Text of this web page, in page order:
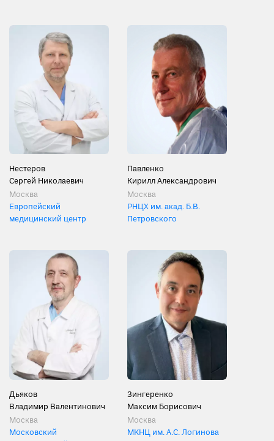
Нестеров
Сергей Николаевич
Москва
Европейский
медицинский центр
Павленко
Кирилл Александрович
Москва
РНЦХ им. акад. Б.В.
Петровского
Дьяков
Владимир Валентинович
Москва
Московский
Зингеренко
Максим Борисович
Москва
МКНЦ им. А.С. Логинова